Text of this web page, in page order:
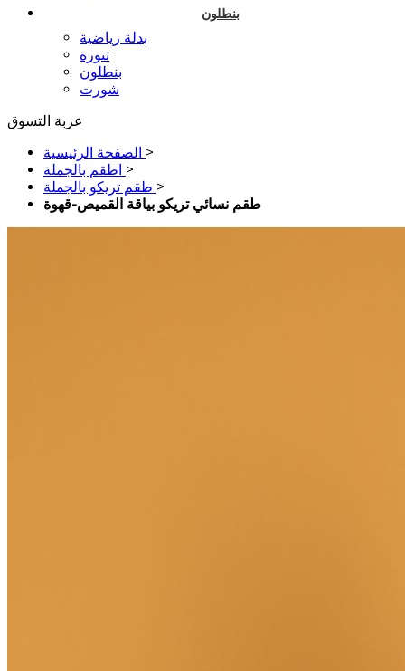
بنطلون
بدلة رياضية
تنورة
بنطلون
شورت
عربة التسوق
الصفحة الرئيسية >
اطقم بالجملة >
طقم تريكو بالجملة >
طقم نسائي تريكو بياقة القميص-قهوة